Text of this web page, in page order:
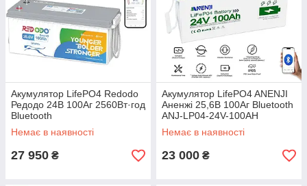
Акумулятор LifePO4 Redodo
Редодо 24В 100Аг 2560Вт·год
Bluetooth
Немає в наявності
27 950 ₴
Акумулятор LifePO4 ANENJI
Аненжі 25,6В 100Аг Bluetooth
ANJ-LP04-24V-100AH
2560Вт·г
Немає в наявності
23 000 ₴